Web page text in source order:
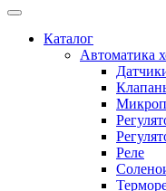
Каталог
Автоматика
Реле